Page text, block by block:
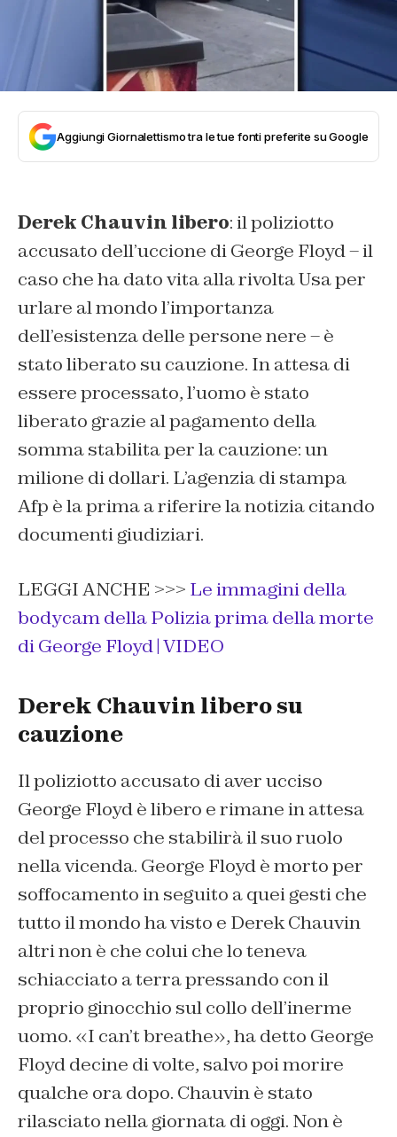
Aggiungi Giornalettismo tra le tue fonti preferite su Google
Derek Chauvin libero: il poliziotto
accusato dell’uccione di George Floyd – il
caso che ha dato vita alla rivolta Usa per
urlare al mondo l’importanza
dell’esistenza delle persone nere – è
stato liberato su cauzione. In attesa di
essere processato, l’uomo è stato
liberato grazie al pagamento della
somma stabilita per la cauzione: un
milione di dollari. L’agenzia di stampa
Afp è la prima a riferire la notizia citando
documenti giudiziari.
LEGGI ANCHE >>> Le immagini della
bodycam della Polizia prima della morte
di George Floyd | VIDEO
Derek Chauvin libero su
cauzione
Il poliziotto accusato di aver ucciso
George Floyd è libero e rimane in attesa
del processo che stabilirà il suo ruolo
nella vicenda. George Floyd è morto per
soffocamento in seguito a quei gesti che
tutto il mondo ha visto e Derek Chauvin
altri non è che colui che lo teneva
schiacciato a terra pressando con il
proprio ginocchio sul collo dell’inerme
uomo. «I can’t breathe», ha detto George
Floyd decine di volte, salvo poi morire
qualche ora dopo. Chauvin è stato
rilasciato nella giornata di oggi. Non è